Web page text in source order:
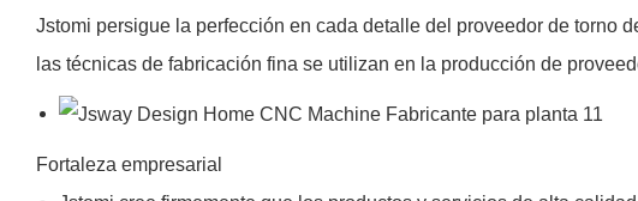
Jstomi persigue la perfección en cada detalle del proveedor de torno
las técnicas de fabricación fina se utilizan en la producción de
Fortaleza empresarial